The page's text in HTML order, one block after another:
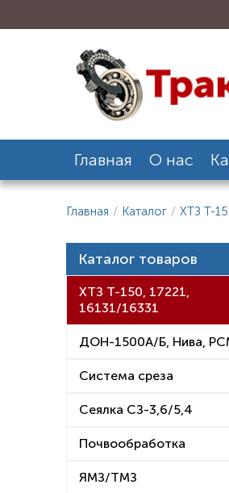
Главная О нас
Главная / Каталог / ХТЗ Т-
Каталог товаров
ХТЗ Т-150, 17221,
16131/16331
ДОН-1500А/Б, Нива,
Система среза
Сеялка СЗ-3,6/5,4
Почвообработка
ЯМЗ/ТМЗ